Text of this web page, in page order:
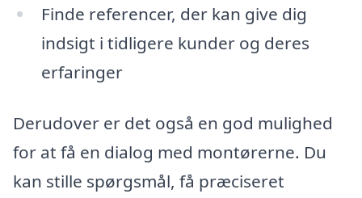
Finde referencer, der kan give dig
indsigt i tidligere kunder og deres
erfaringer
Derudover er det også en god mulighed
for at få en dialog med montørerne. Du
kan stille spørgsmål, få præciseret